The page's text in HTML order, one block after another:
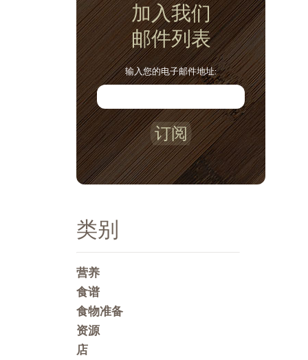
加入我们
邮件列表
输入您的电子邮件地址:
订阅
类别
营养
食谱
食物准备
资源
店